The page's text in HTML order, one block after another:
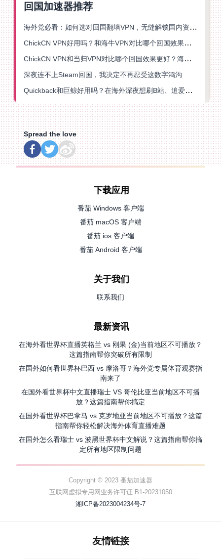
回国加速器推荐
海外党必看：如何选对回国翻墙VPN，无缝解锁国内资源？
ChickCN VPN好用吗？和海牛VPN对比哪个回国效果更好？
ChickCN VPN和当归VPN对比哪个回国效果更好？海外党亲测后选了它
深夜连不上Steam回国，我决定不再忍受这数字鸿沟
Quickback和巨鲸好用吗？在海外深夜想刷B站、追爱奇艺的你，或许正需要这份答案
Spread the love
下载应用
番茄 Windows 客户端
番茄 macOS 客户端
番茄 ios 客户端
番茄 Android 客户端
关于我们
联系我们
最新资讯
在海外看世界杯直播英格兰 vs 刚果 (金)当前地区不可播放？
这篇指南帮你突破所有限制
在国外如何看世界杯巴西 vs 摩洛哥？海外党专属体育观赛指
南来了
在国外看世界杯中文直播瑞士 VS 哥伦比亚当前地区不可播
放？这篇指南帮你搞定
在国外看世界杯巴拿马 vs 克罗地亚当前地区不可播放？这篇
指南帮你轻松解决海外体育直播难题
在国外怎么看瑞士 vs 波黑世界杯中文解说？这篇指南帮你搞
定所有地区限制问题
Copyright © 2023 番茄加速器
互联网虚拟专用网业务许可证 B1-20231050
湘ICP备2023004234号-7
友情链接